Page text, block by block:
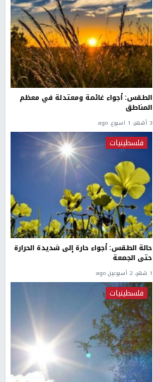
الطقس: أجواء غائمة ومعتدلة في معظم
المناطق
3 أشهر، 1 اسبوع. ago
فلسطينيات
حالة الطقس: أجواء حارة إلى شديدة الحرارة
حتى الجمعة
1 شهر، 2 أسبوعين ago
فلسطينيات